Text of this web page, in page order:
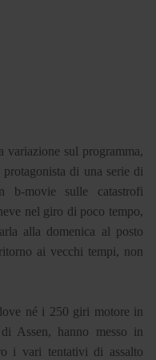
variazione sul programma,
di una serie di
b-movie sulle catastrofi
nel giro di poco tempo,
alla domenica al posto
ai vecchi tempi, non
né i 250 giri motore in
Assen, hanno messo in
i vari tentativi di assalto